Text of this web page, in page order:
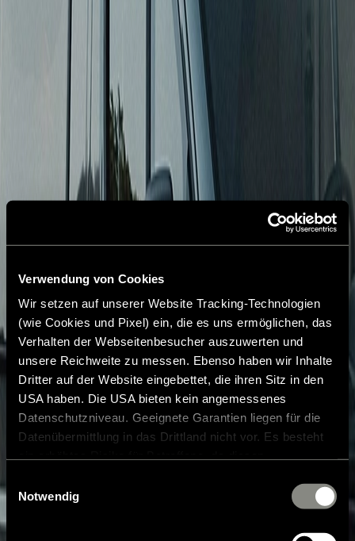
Verwendung von Cookies
Wir setzen auf unserer Website Tracking-Technologien
(wie Cookies und Pixel) ein, die es uns ermöglichen, das
Verhalten der Webseitenbesucher auszuwerten und
unsere Reichweite zu messen. Ebenso haben wir Inhalte
Dritter auf der Website eingebettet, die ihren Sitz in den
USA haben. Die USA bieten kein angemessenes
Datenschutzniveau. Geeignete Garantien liegen für die
Datenübermittlung in das Drittland nicht vor. Es besteht
zustehen. Eingesetzte Dienstleister können Daten für
zusammenführen. Weitere Informationen finden Sie in
Notwendig